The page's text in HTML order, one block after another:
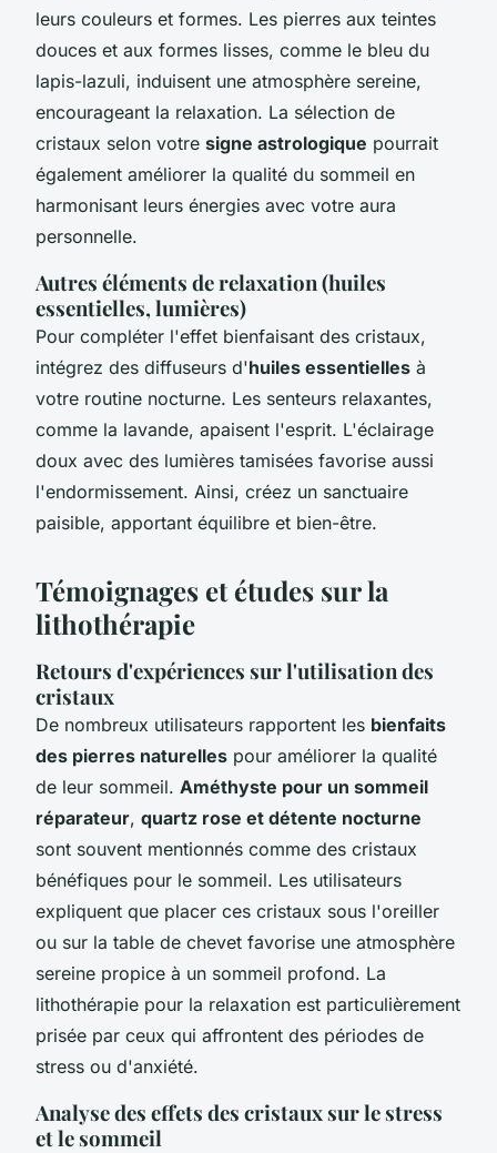
leurs couleurs et formes. Les pierres aux teintes
douces et aux formes lisses, comme le bleu du
lapis-lazuli, induisent une atmosphère sereine,
encourageant la relaxation. La sélection de
cristaux selon votre signe astrologique pourrait
également améliorer la qualité du sommeil en
harmonisant leurs énergies avec votre aura
personnelle.
Autres éléments de relaxation (huiles
essentielles, lumières)
Pour compléter l'effet bienfaisant des cristaux,
intégrez des diffuseurs d'huiles essentielles à
votre routine nocturne. Les senteurs relaxantes,
comme la lavande, apaisent l'esprit. L'éclairage
doux avec des lumières tamisées favorise aussi
l'endormissement. Ainsi, créez un sanctuaire
paisible, apportant équilibre et bien-être.
Témoignages et études sur la
lithothérapie
Retours d'expériences sur l'utilisation des
cristaux
De nombreux utilisateurs rapportent les bienfaits
des pierres naturelles pour améliorer la qualité
de leur sommeil. Améthyste pour un sommeil
réparateur, quartz rose et détente nocturne
sont souvent mentionnés comme des cristaux
bénéfiques pour le sommeil. Les utilisateurs
expliquent que placer ces cristaux sous l'oreiller
ou sur la table de chevet favorise une atmosphère
sereine propice à un sommeil profond. La
lithothérapie pour la relaxation est particulièrement
prisée par ceux qui affrontent des périodes de
stress ou d'anxiété.
Analyse des effets des cristaux sur le stress
et le sommeil